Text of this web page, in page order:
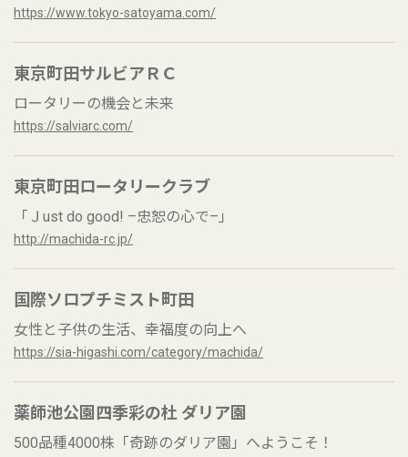
https://www.tokyo-satoyama.com/
東京町田サルビアＲＣ
ロータリーの機会と未来
https://salviarc.com/
東京町田ロータリークラブ
「Ｊust do good! –忠恕の心で–」
http://machida-rc.jp/
国際ソロプチミスト町田
女性と子供の生活、幸福度の向上へ
https://sia-higashi.com/category/machida/
薬師池公園四季彩の杜 ダリア園
500品種4000株「奇跡のダリア園」へようこそ！